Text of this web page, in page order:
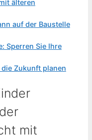
älteren
auf der Baustelle
Sperren Sie Ihre
Zukunft planen
mit